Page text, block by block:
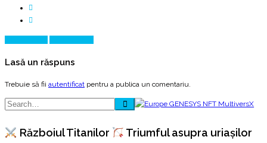
Lasă un răspuns
Trebuie să fii autentificat pentru a publica un comentariu.
Războiul Titanilor Triumful asupra uriașilor